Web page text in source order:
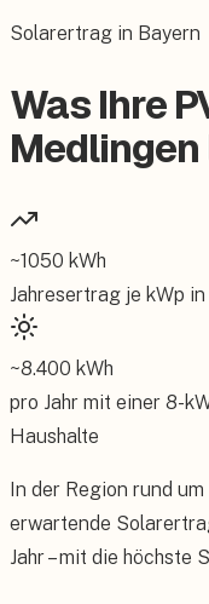
Solarertrag in Bayern
Was Ihre
~1050 kWh
Jahresertrag je kWp
~8.400 kWh
pro Jahr mit einer 8-
Haushalte
In der Region rund
erwartende
Jahr – mit die höchste